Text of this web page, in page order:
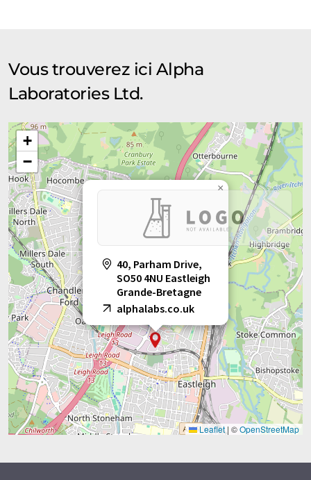
Vous trouverez ici Alpha
Laboratories Ltd.
40, Parham Drive,
SO50 4NU Eastleigh
Grande-Bretagne
alphalabs.co.uk
×
+
−
Leaflet | ©OpenStreetMap